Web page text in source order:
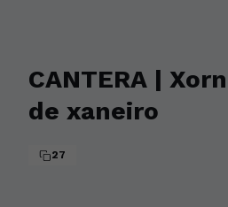
CANTERA |
de xaneiro
27